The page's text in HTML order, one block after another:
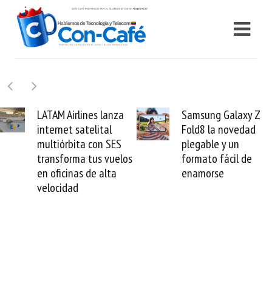
Samsung Galaxy Z
Fold8 la novedad
plegable y un
formato fácil de
enamorse
Cashea levanta
millones de dólares
valida el crédito del
venezolano ante el
mundo